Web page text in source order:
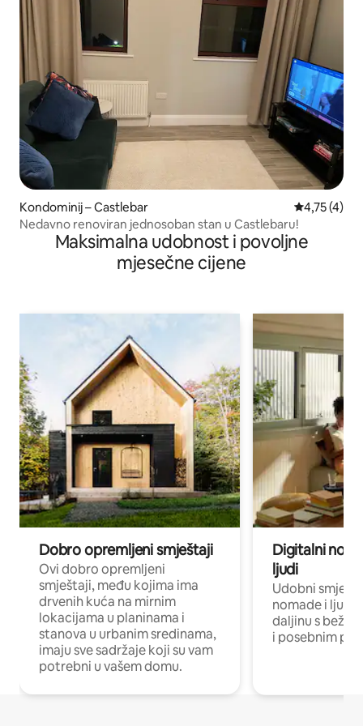
Kondominij – Castlebar Prosječna
4,75 (4)
Nedavno renoviran jednosoban stan u Castlebaru!
Maksimalna udobnost i povoljne
mjesečne cijene
Dobro opremljeni smještaji
Ovi dobro opremljeni
smještaji, među kojima ima
drvenih kuća na mirnim
lokacijama u planinama i
stanova u urbanim sredinama,
imaju sve sadržaje koji su vam
potrebni u vašem domu.
Digitalni
ljudi
Udobni
nomade i ljude
daljinu s
i posebnim